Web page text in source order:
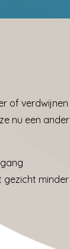
of verdwijnen
nu een ander
gezicht minder